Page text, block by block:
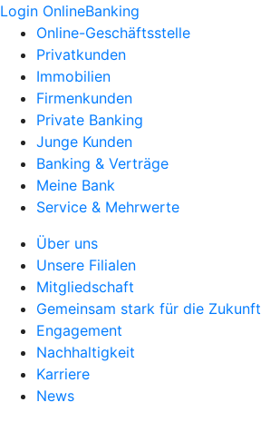
Login OnlineBanking
Online-Geschäftsstelle
Privatkunden
Immobilien
Firmenkunden
Private Banking
Junge Kunden
Banking & Verträge
Meine Bank
Service & Mehrwerte
Über uns
Unsere Filialen
Mitgliedschaft
Gemeinsam stark für die Zukunft
Engagement
Nachhaltigkeit
Karriere
News